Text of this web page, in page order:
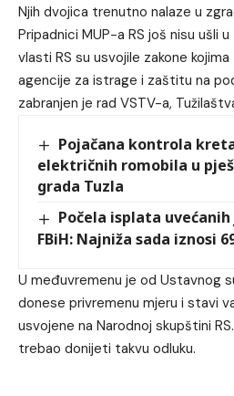
Njih dvojica trenutno nalaze u
Pripadnici MUP-a RS još nisu ušli
vlasti RS su usvojile zakone
agencije za istrage i zaštitu na
zabranjen je rad VSTV-a,
Pojačana kontrola
električnih romobila u
grada Tuzla
Počela isplata
FBiH: Najniža sada iznosi
U međuvremenu je od Ustavnog
donese privremenu mjeru i stavi
usvojene na Narodnoj skupštini
trebao donijeti takvu odluku.